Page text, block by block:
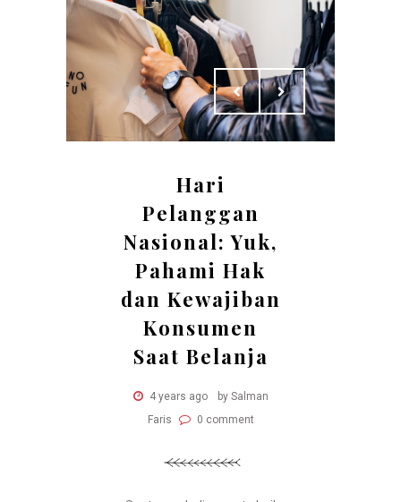
Hari
Pelanggan
Nasional: Yuk,
Pahami Hak
dan Kewajiban
Konsumen
Saat Belanja
4 years ago
by Salman
Faris
0 comment